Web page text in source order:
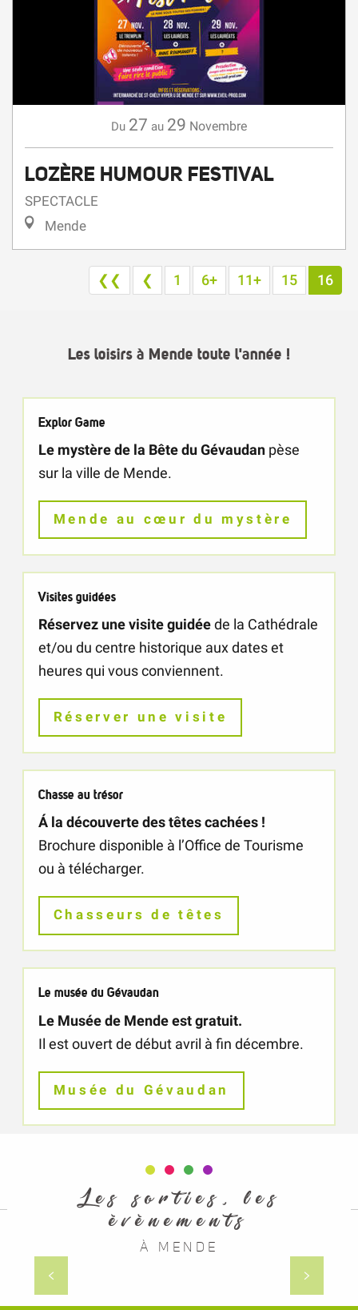
Du 27 au 29 Novembre
LOZÈRE HUMOUR FESTIVAL
SPECTACLE
Mende
❮❮ ❮ 1 6+ 11+ 15 16
Les loisirs à Mende toute l'année !
Explor Game
Le mystère de la Bête du Gévaudanpèse
sur la ville de Mende.
Mende au cœur du mystère
Visites guidées
Réservez une visite guidéede la Cathédrale
et/ou du centre historique aux dates et
heures qui vous conviennent.
Réserver une visite
Chasse au trésor
Á la découverte des têtes cachées !
Brochure disponible à l’Office de Tourisme
ou à télécharger.
Chasseurs de têtes
Le musée du Gévaudan
Le Musée de Mende est gratuit.
Il est ouvert de début avril à fin décembre.
Musée du Gévaudan
Les sorties, les
évènements
À MENDE
En soirée